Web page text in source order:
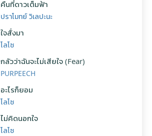
คืนที่ดาวเต็มฟ้า
ปราโมทย์ วิเลปะนะ
ใจสั่งมา
โลโซ
กลัวว่าฉันจะไม่เสียใจ (Fear)
PURPEECH
อะไรก็ยอม
โลโซ
ไม่คิดนอกใจ
โลโซ